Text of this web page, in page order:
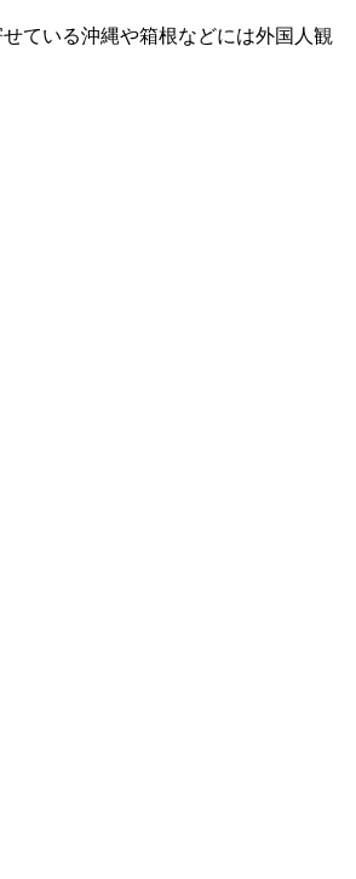
ている沖縄や箱根などには外国人観